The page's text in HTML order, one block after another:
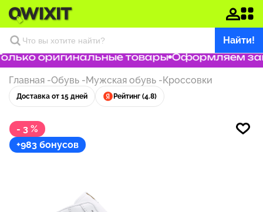
Найти!
оригинальные товары Оформляем
Главная -Обувь -Мужская обувь -Кроссовки
Доставка от 15 дней Рейтинг (4.8)
- 3 %
+983 бонусов